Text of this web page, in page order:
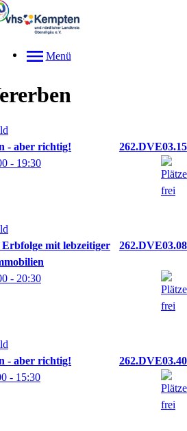
Menü
- aber richtig!
262.DVE03.15
- 19:30
mit lebzeitiger
262.DVE03.08
- 20:30
- aber richtig!
262.DVE03.40
- 15:30